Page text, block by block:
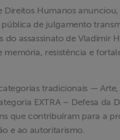
Direitos Humanos
de julgamento
do assassinato de Vladimir
resistência e
tradicionais —
EXTRA – Defesa da
que contribuíram para a
e ao autoritarismo.